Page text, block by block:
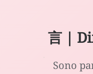
言 |
Sono